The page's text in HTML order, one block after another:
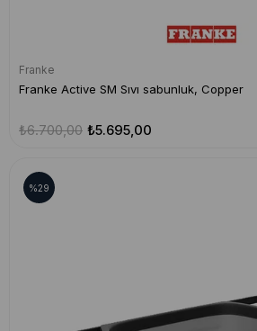
Franke
Franke Active SM Sıvı sabunluk, Copper
₺5.695,00
₺6.700,00
%29